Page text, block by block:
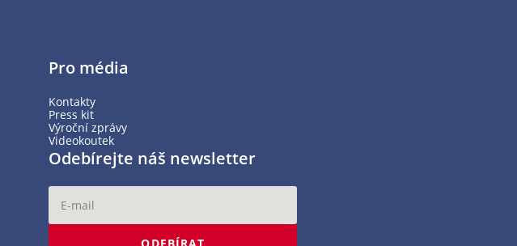
Pro média
Kontakty
Press kit
Výroční zprávy
Videokoutek
Odebírejte náš newsletter